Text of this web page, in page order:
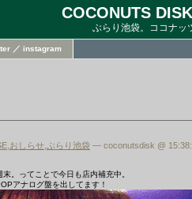
COCONUTS
ぶらり池袋。ココナッ
／ instagram
おしらせ ぶらり池袋 — coconutsdisk @
。ってことで今日も店内補充中。
アナログ盤を出してます！